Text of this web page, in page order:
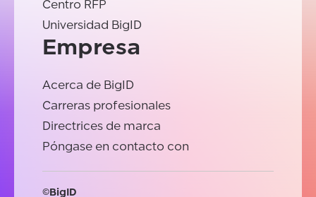
Centro RFP
Universidad BigID
Empresa
Acerca de BigID
Carreras profesionales
Directrices de marca
Póngase en contacto con
©BigID